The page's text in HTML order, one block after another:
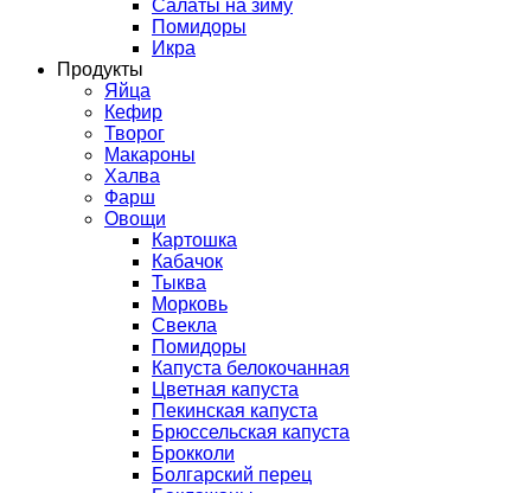
Салаты на зиму
Помидоры
Икра
Продукты
Яйца
Кефир
Творог
Макароны
Халва
Фарш
Овощи
Картошка
Кабачок
Тыква
Морковь
Свекла
Помидоры
Капуста белокочанная
Цветная капуста
Пекинская капуста
Брюссельская капуста
Брокколи
Болгарский перец